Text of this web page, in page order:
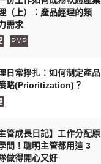
（上）：產品經理的類
需求
PMP
日常掙扎：如何制定產品
略(Prioritization)？
管成長日記】工作分配原
問！聰明主管都用這 3
做得開心又好